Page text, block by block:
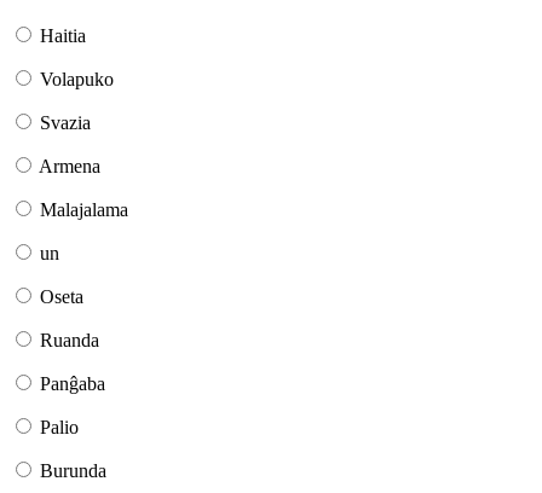
Haitia
Volapuko
Svazia
Armena
Malajalama
un
Oseta
Ruanda
Panĝaba
Palio
Burunda